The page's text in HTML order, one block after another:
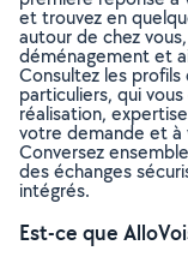
et trouvez en
autour de chez
déménagement et
Consultez les
particuliers, qui
réalisation,
votre demande et
Conversez
des échanges
intégrés.
Est-ce que